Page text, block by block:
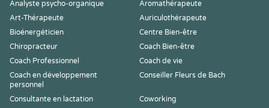
Analyste psycho-organique
Aromathérapeute
Art-Thérapeute
Auriculothérapeute
Bioénergéticien
Centre Bien-être
Chiropracteur
Coach Bien-être
Coach Professionnel
Coach de vie
Coach en développement
personnel
Conseiller Fleurs de Bach
Consultante en lactation
Coworking